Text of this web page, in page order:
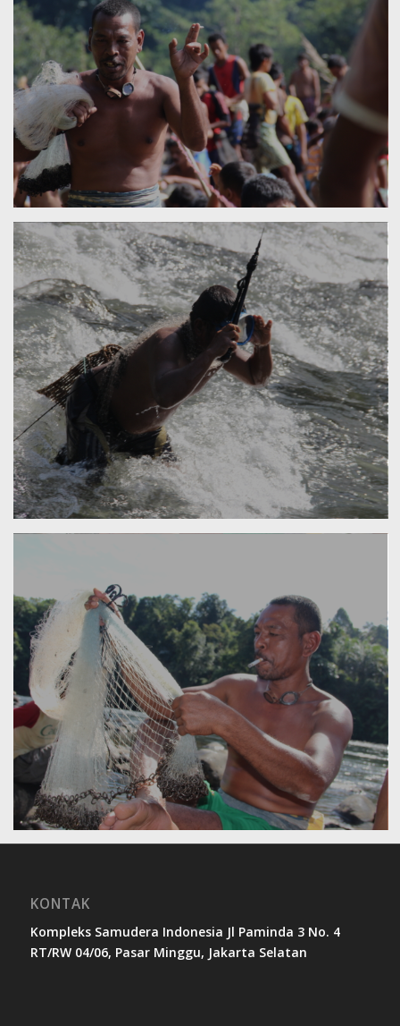
KONTAK
Kompleks Samudera Indonesia Jl Paminda 3 No. 4
RT/RW 04/06, Pasar Minggu, Jakarta Selatan